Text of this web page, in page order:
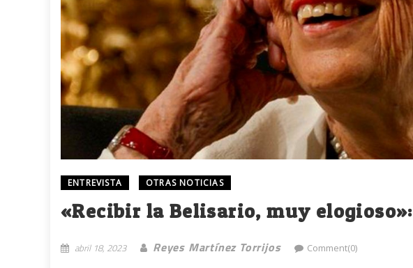
ENTREVISTA OTRAS NOTICIAS
«Recibir la Belisario, muy
abril 18, 2023 Reyes Martínez Torrijos Comment(0)